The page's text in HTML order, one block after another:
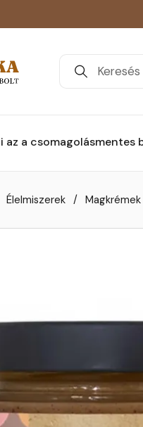
az a csomagolásmentes
Élelmiszerek / Magkrémek